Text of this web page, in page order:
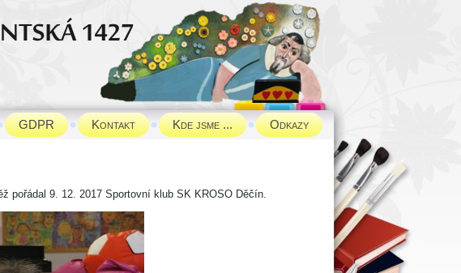
GDPR Kontakt Kde jsme ... Odkazy
pořádal 9. 12. 2017 Sportovní klub SK KROSO Děčín.